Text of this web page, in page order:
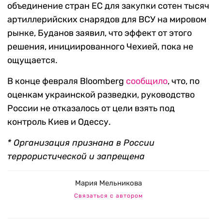
объединение стран ЕС для закупки сотен тысяч
артиллерийских снарядов для ВСУ на мировом
рынке, Буданов заявил, что эффект от этого
решения, инициированного Чехией, пока не
ощущается.
В конце февраля Bloomberg сообщило, что, по
оценкам украинской разведки, руководство
России не отказалось от цели взять под
контроль Киев и Одессу.
* Организация признана в России
террористической и запрещена
Мария Мельникова
Связаться с автором